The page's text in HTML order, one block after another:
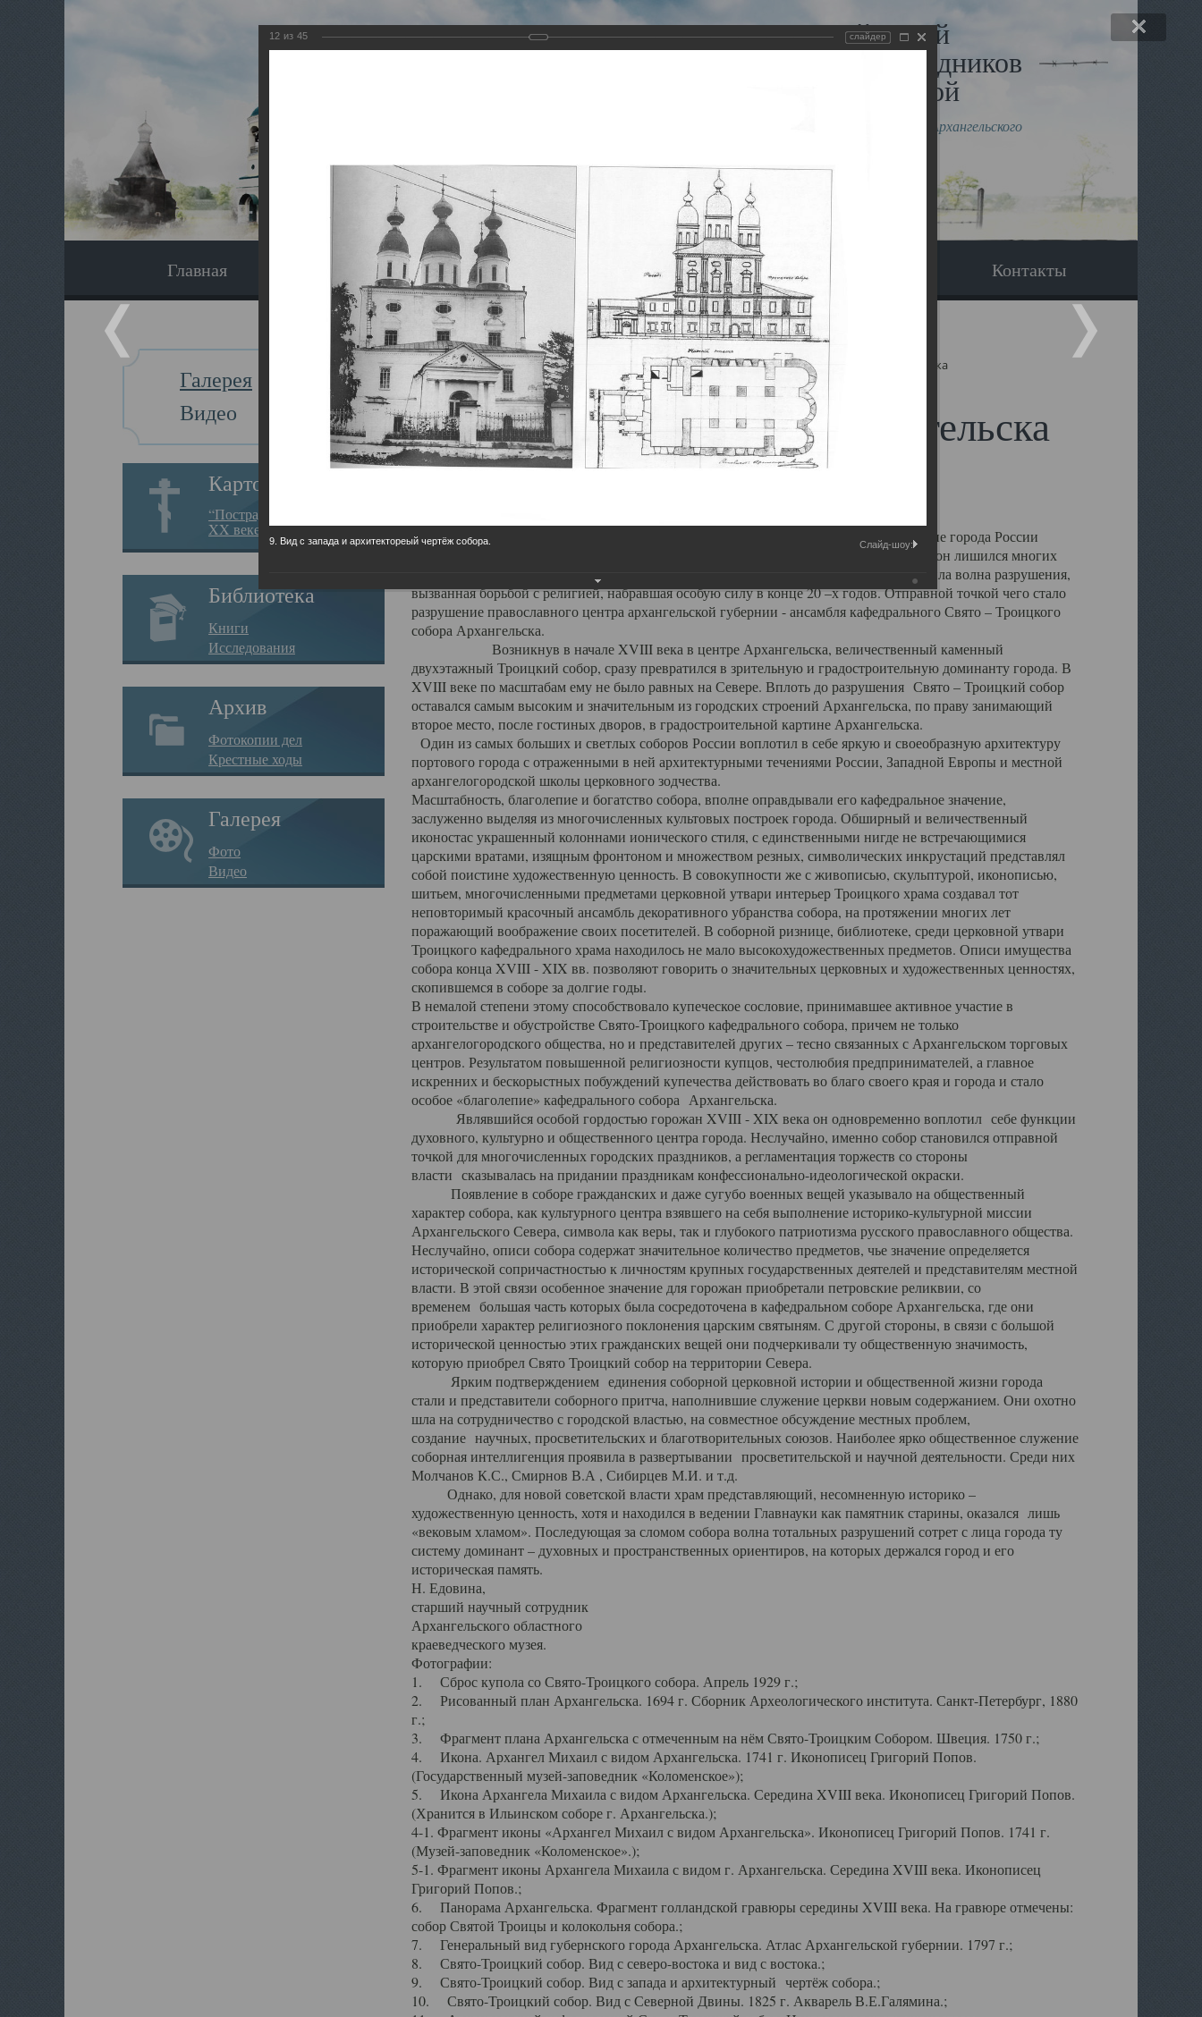
Виртуальный музей
Новомучеников и исповедников
Земли Архангельской
Сайт создан по благословлению митрополита Архангельского
Главная Экскурсия Наследники Галерея Контакты
Галерея
Видео
Картотека
“Пострадавшие за веру в
XX веке на Севере”
Библиотека
Книги
Исследования
Архив
Фотокопии дел
Крестные ходы
Галерея
Фото
Видео
Главная Галерея Храмы-мученики Архангельска Свято-Троицкий собор Архангельска
Свято-Троицкий собор Архангельска
Сегодня мы можем говорить, что Архангельск в большей мере, чем другие губернские города России
пострадал от целенаправленных систематических разрушений, в результате которых он лишился многих
выдающихся памятников архитектуры. Больше всего по старому Архангельску ударила волна разрушения,
вызванная борьбой с религией, набравшая особую силу в конце 20 –х годов. Отправной точкой чего стало
разрушение православного центра архангельской губернии - ансамбля кафедрального Свято – Троицкого
собора Архангельска.
Возникнув в начале XVIII века в центре Архангельска, величественный каменный
двухэтажный Троицкий собор, сразу превратился в зрительную и градостроительную доминанту города. В
XVIII веке по масштабам ему не было равных на Севере. Вплоть до разрушения Свято – Троицкий собор
оставался самым высоким и значительным из городских строений Архангельска, по праву занимающий
второе место, после гостиных дворов, в градостроительной картине Архангельска.
Один из самых больших и светлых соборов России воплотил в себе яркую и своеобразную архитектуру
портового города с отраженными в ней архитектурными течениями России, Западной Европы и местной
архангелогородской школы церковного зодчества.
Масштабность, благолепие и богатство собора, вполне оправдывали его кафедральное значение,
заслуженно выделяя из многочисленных культовых построек города. Обширный и величественный
иконостас украшенный колоннами ионического стиля, с единственными нигде не встречающимися
царскими вратами, изящным фронтоном и множеством резных, символических инкрустаций представлял
собой поистине художественную ценность. В совокупности же с живописью, скульптурой, иконописью,
шитьем, многочисленными предметами церковной утвари интерьер Троицкого храма создавал тот
неповторимый красочный ансамбль декоративного убранства собора, на протяжении многих лет
поражающий воображение своих посетителей. В соборной ризнице, библиотеке, среди церковной утвари
Троицкого кафедрального храма находилось не мало высокохудожественных предметов. Описи имущества
собора конца XVIII - XIX вв. позволяют говорить о значительных церковных и художественных ценностях,
скопившемся в соборе за долгие годы.
В немалой степени этому способствовало купеческое сословие, принимавшее активное участие в
строительстве и обустройстве Свято-Троицкого кафедрального собора, причем не только
архангелогородского общества, но и представителей других – тесно связанных с Архангельском торговых
центров. Результатом повышенной религиозности купцов, честолюбия предпринимателей, а главное
искренних и бескорыстных побуждений купечества действовать во благо своего края и города и стало
особое «благолепие» кафедрального собора Архангельска.
Являвшийся особой гордостью горожан XVIII - XIX века он одновременно воплотил себе функции
духовного, культурно и общественного центра города. Неслучайно, именно собор становился отправной
точкой для многочисленных городских праздников, а регламентация торжеств со стороны
власти сказывалась на придании праздникам конфессионально-идеологической окраски.
Появление в соборе гражданских и даже сугубо военных вещей указывало на общественный
характер собора, как культурного центра взявшего на себя выполнение историко-культурной миссии
Архангельского Севера, символа как веры, так и глубокого патриотизма русского православного общества.
Неслучайно, описи собора содержат значительное количество предметов, чье значение определяется
исторической сопричастностью к личностям крупных государственных деятелей и представителям местной
власти. В этой связи особенное значение для горожан приобретали петровские реликвии, со
временем большая часть которых была сосредоточена в кафедральном соборе Архангельска, где они
приобрели характер религиозного поклонения царским святыням. С другой стороны, в связи с большой
исторической ценностью этих гражданских вещей они подчеркивали ту общественную значимость,
которую приобрел Свято Троицкий собор на территории Севера.
Ярким подтверждением единения соборной церковной истории и общественной жизни города
стали и представители соборного притча, наполнившие служение церкви новым содержанием. Они охотно
шла на сотрудничество с городской властью, на совместное обсуждение местных проблем,
создание научных, просветительских и благотворительных союзов. Наиболее ярко общественное служение
соборная интеллигенция проявила в развертывании просветительской и научной деятельности. Среди них
Молчанов К.С., Смирнов В.А , Сибирцев М.И. и т.д.
Однако, для новой советской власти храм представляющий, несомненную историко –
художественную ценность, хотя и находился в ведении Главнауки как памятник старины, оказался лишь
«вековым хламом». Последующая за сломом собора волна тотальных разрушений сотрет с лица города ту
систему доминант – духовных и пространственных ориентиров, на которых держался город и его
историческая память.
Н. Едовина,
старший научный сотрудник
Архангельского областного
краеведческого музея.
Фотографии:
1. Сброс купола со Свято-Троицкого собора. Апрель 1929 г.;
2. Рисованный план Архангельска. 1694 г. Сборник Археологического института. Санкт-Петербург, 1880
г.;
3. Фрагмент плана Архангельска с отмеченным на нём Свято-Троицким Собором. Швеция. 1750 г.;
4. Икона. Архангел Михаил с видом Архангельска. 1741 г. Иконописец Григорий Попов.
(Государственный музей-заповедник «Коломенское»);
5. Икона Архангела Михаила с видом Архангельска. Середина XVIII века. Иконописец Григорий Попов.
(Хранится в Ильинском соборе г. Архангельска.);
4-1. Фрагмент иконы «Архангел Михаил с видом Архангельска». Иконописец Григорий Попов. 1741 г.
(Музей-заповедник «Коломенское».);
5-1. Фрагмент иконы Архангела Михаила с видом г. Архангельска. Середина XVIII века. Иконописец
Григорий Попов.;
6. Панорама Архангельска. Фрагмент голландской гравюры середины XVIII века. На гравюре отмечены:
собор Святой Троицы и колокольня собора.;
7. Генеральный вид губернского города Архангельска. Атлас Архангельской губернии. 1797 г.;
8. Свято-Троицкий собор. Вид с северо-востока и вид с востока.;
9. Свято-Троицкий собор. Вид с запада и архитектурный чертёж собора.;
10. Свято-Троицкий собор. Вид с Северной Двины. 1825 г. Акварель В.Е.Галямина.;
12 из 45 слайдер
9. Вид с запада и архитектореый чертёж собора. Слайд-шоу: